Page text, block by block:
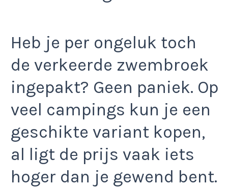
Heb je per ongeluk toch
de verkeerde zwembroek
ingepakt? Geen paniek. Op
veel campings kun je een
geschikte variant kopen,
al ligt de prijs vaak iets
hoger dan je gewend bent.